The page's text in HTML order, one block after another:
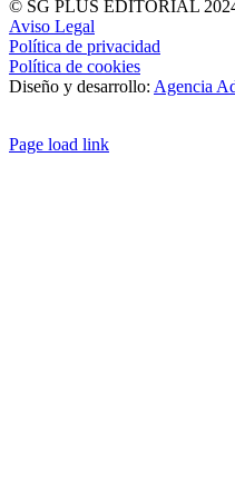
© SG PLUS EDITORIAL
Aviso Legal
Política de privacidad
Política de cookies
Diseño y desarrollo: Agencia
Page load link